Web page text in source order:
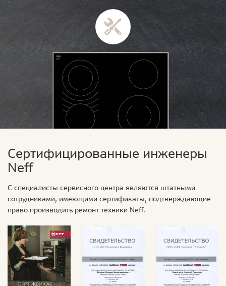
Сертифицированные инженеры
Neff
С специалисты сервисного центра являются штатными
сотрудниками, имеющими сертификаты, подтверждающие
право производить ремонт техники Neff.